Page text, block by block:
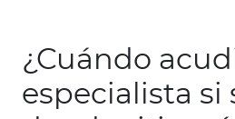
¿Cuándo
especialista si